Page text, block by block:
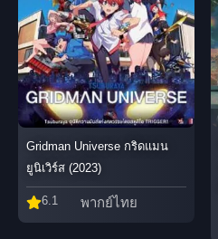
Gridman Universe กริดแมน
ยูนิเวิร์ส (2023)
6.1 พากย์ไทย